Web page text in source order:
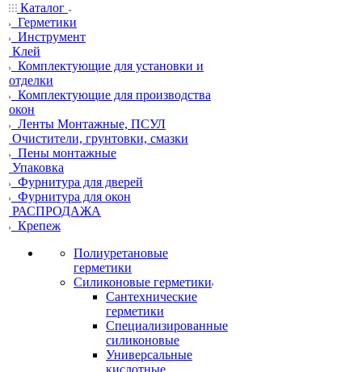
Каталог
Герметики
Инструмент
Клей
Комплектующие для установки и
отделки
Комплектующие для производства
окон
Ленты Монтажные, ПСУЛ
Очистители, грунтовки, смазки
Пены монтажные
Упаковка
Фурнитура для дверей
Фурнитура для окон
РАСПРОДАЖА
Крепеж
Полиуретановые
герметики
Силиконовые герметики
Сантехнические
герметики
Специализированные
силиконовые
Универсальные
кислотные